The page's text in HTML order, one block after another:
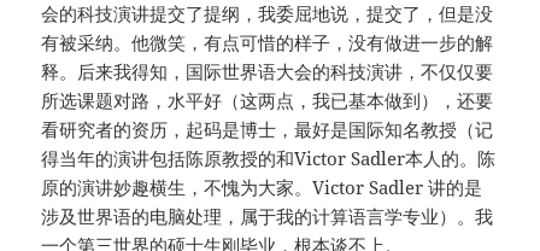
会的科技演讲提交了提纲，我委屈地说，提交了，但是没
有被采纳。他微笑，有点可惜的样子，没有做进一步的解
释。后来我得知，国际世界语大会的科技演讲，不仅仅要
所选课题对路，水平好（这两点，我已基本做到），还要
看研究者的资历，起码是博士，最好是国际知名教授（记
得当年的演讲包括陈原教授的和Victor Sadler本人的。陈
原的演讲妙趣横生，不愧为大家。Victor Sadler 讲的是
涉及世界语的电脑处理，属于我的计算语言学专业）。我
一个第三世界的硕士生刚毕业，根本谈不上。